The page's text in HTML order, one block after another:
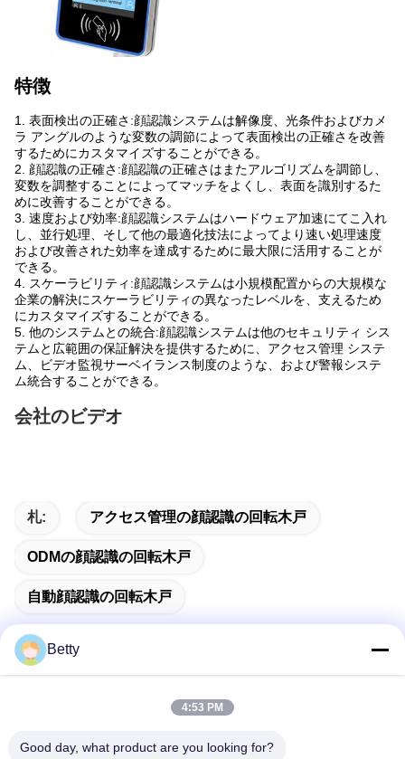
特徴
1. 表面検出の正確さ:顔認識システムは解像度、光条件およびカメ
ラ アングルのような変数の調節によって表面検出の正確さを改善
するためにカスタマイズすることができる。
2. 顔認識の正確さ:顔認識の正確さはまたアルゴリズムを調節し、
変数を調整することによってマッチをよくし、表面を識別するた
めに改善することができる。
3. 速度および効率:顔認識システムはハードウェア加速にてこ入れ
し、並行処理、そして他の最適化技法によってより速い処理速度
および改善された効率を達成するために最大限に活用することが
できる。
4. スケーラビリティ:顔認識システムは小規模配置からの大規模な
企業の解決にスケーラビリティの異なったレベルを、支えるため
にカスタマイズすることができる。
5. 他のシステムとの統合:顔認識システムは他のセキュリティ シス
テムと広範囲の保証解決を提供するために、アクセス管理 システ
ム、ビデオ監視サーベイランス制度のような、および警報システ
ム統合することができる。
会社のビデオ
札: アクセス管理の顔認識の回転木戸
ODMの顔認識の回転木戸
自動顔認識の回転木戸
住所
Betty
4:53 PM
Good day, what product are you looking for?